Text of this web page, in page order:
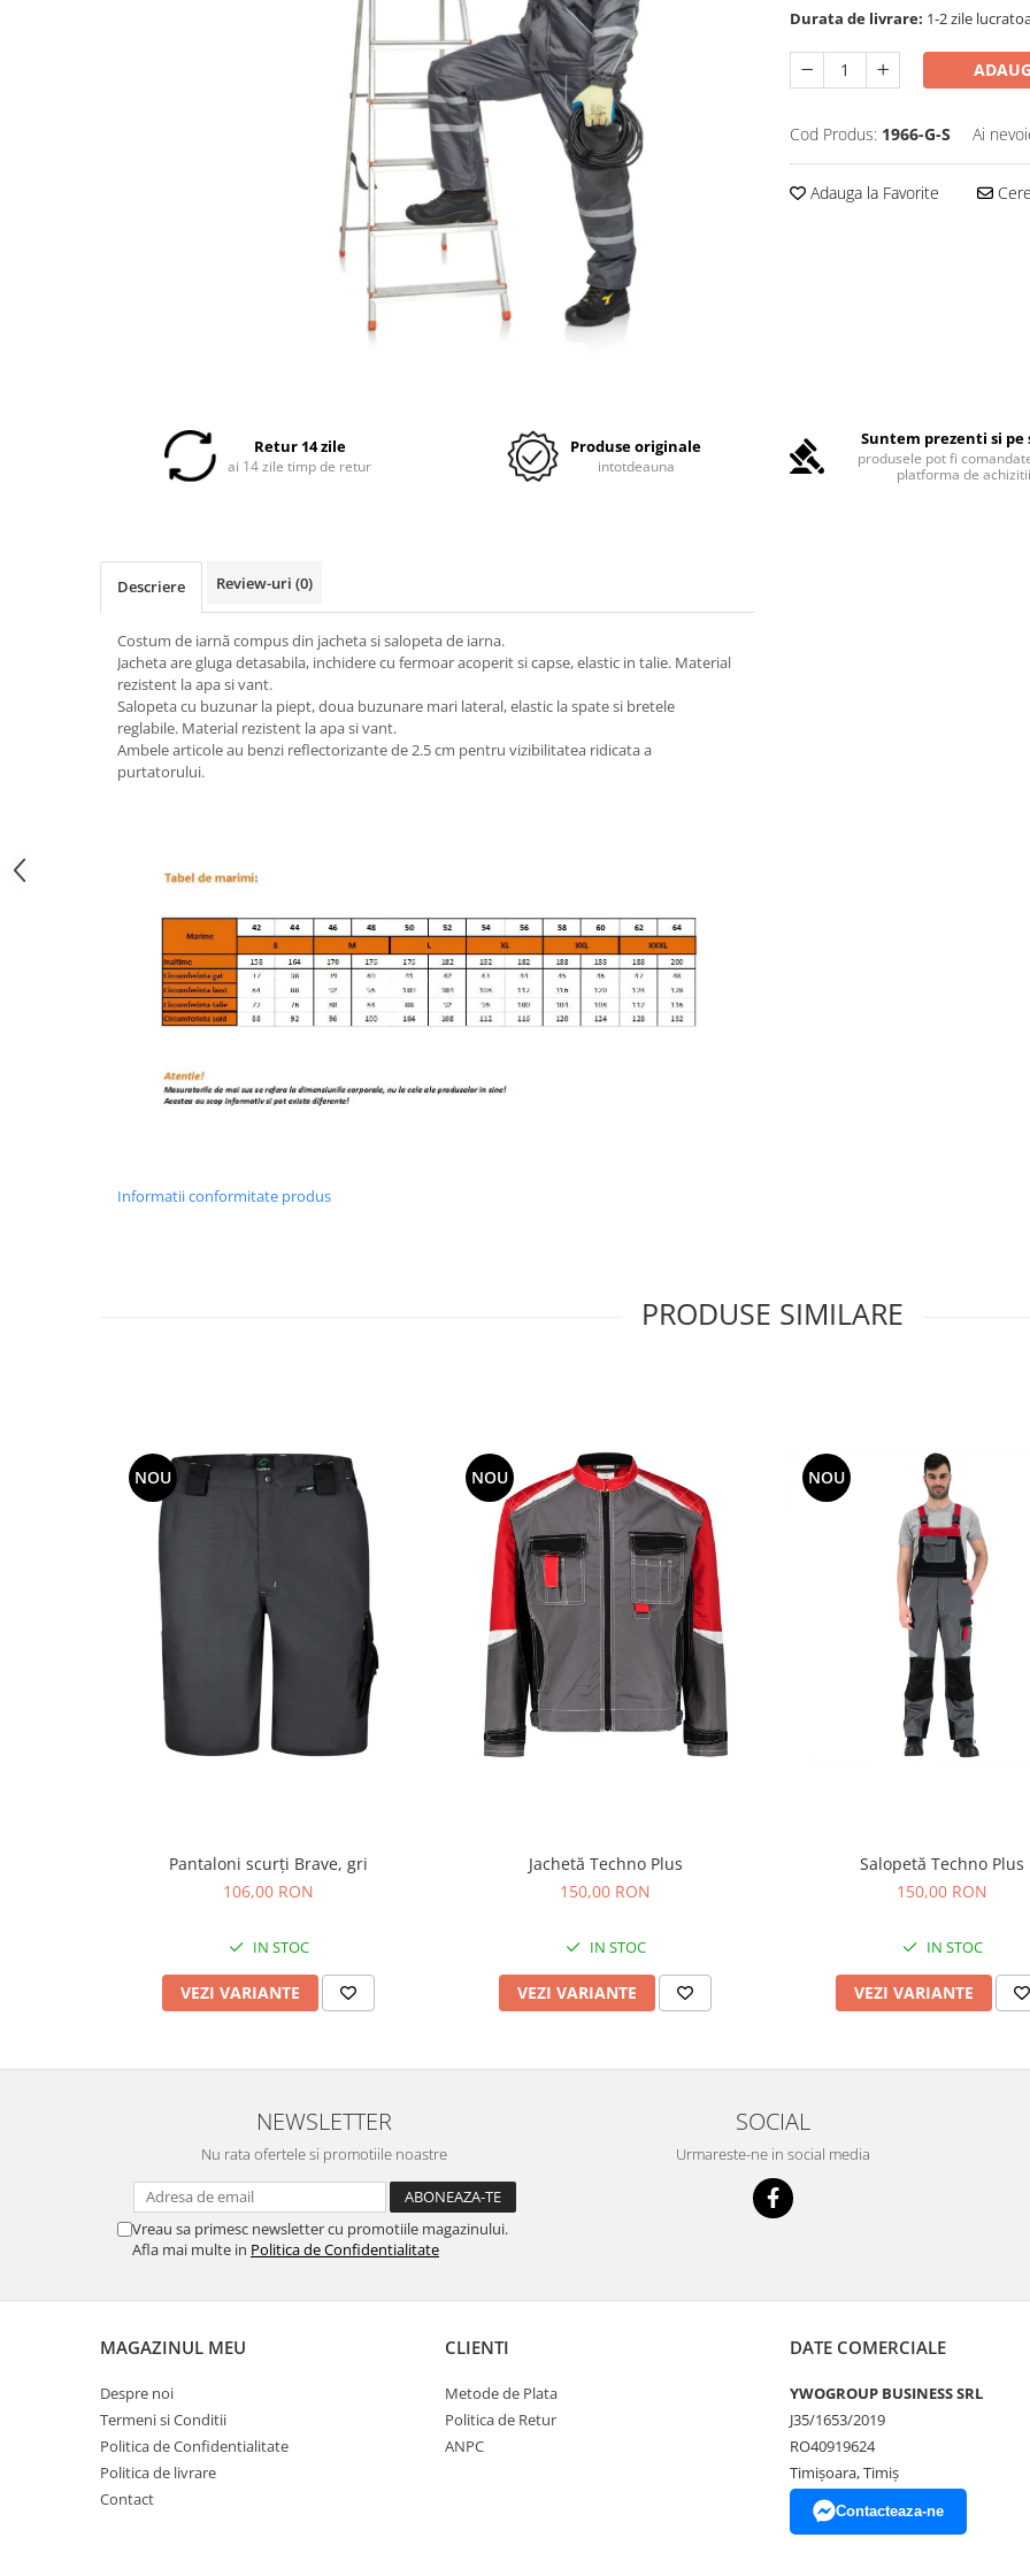
Durata de livrare: 1-2 zile
Cod Produs: 1966-G-S Ai
Adauga la Favorite
Retur 14 zile
ai 14 zile timp de retur
Produse originale
intotdeauna
Suntem prezenti si pe
produsele pot fi
platforma de achizitii
Descriere Review-uri (0)
Costum de iarnă compus din jacheta si salopeta de iarna.
Jacheta are gluga detasabila, inchidere cu fermoar acoperit si capse, elastic in talie. Material
rezistent la apa si vant.
Salopeta cu buzunar la piept, doua buzunare mari lateral, elastic la spate si bretele
reglabile. Material rezistent la apa si vant.
Ambele articole au benzi reflectorizante de 2.5 cm pentru vizibilitatea ridicata a
purtatorului.
Informatii conformitate produs
PRODUSE SIMILARE
NOU
Pantaloni scurți Brave, gri
106,00 RON
IN STOC
VEZI VARIANTE
NOU
Jachetă Techno Plus
150,00 RON
IN STOC
VEZI VARIANTE
NOU
Salopetă Techno Plus
150,00 RON
IN STOC
VEZI VARIANTE
NEWSLETTER
Nu rata ofertele si promotiile noastre
Vreau sa primesc newsletter cu promotiile magazinului.
Afla mai multe in Politica de Confidentialitate
SOCIAL
Urmareste-ne in social media
MAGAZINUL MEU
Despre noi
Termeni si Conditii
Politica de Confidentialitate
Politica de livrare
Contact
CLIENTI
Metode de Plata
Politica de Retur
ANPC
DATE COMERCIALE
YWOGROUP BUSINESS SRL
J35/1653/2019
RO40919624
Timișoara, Timiș
Contacteaza-ne